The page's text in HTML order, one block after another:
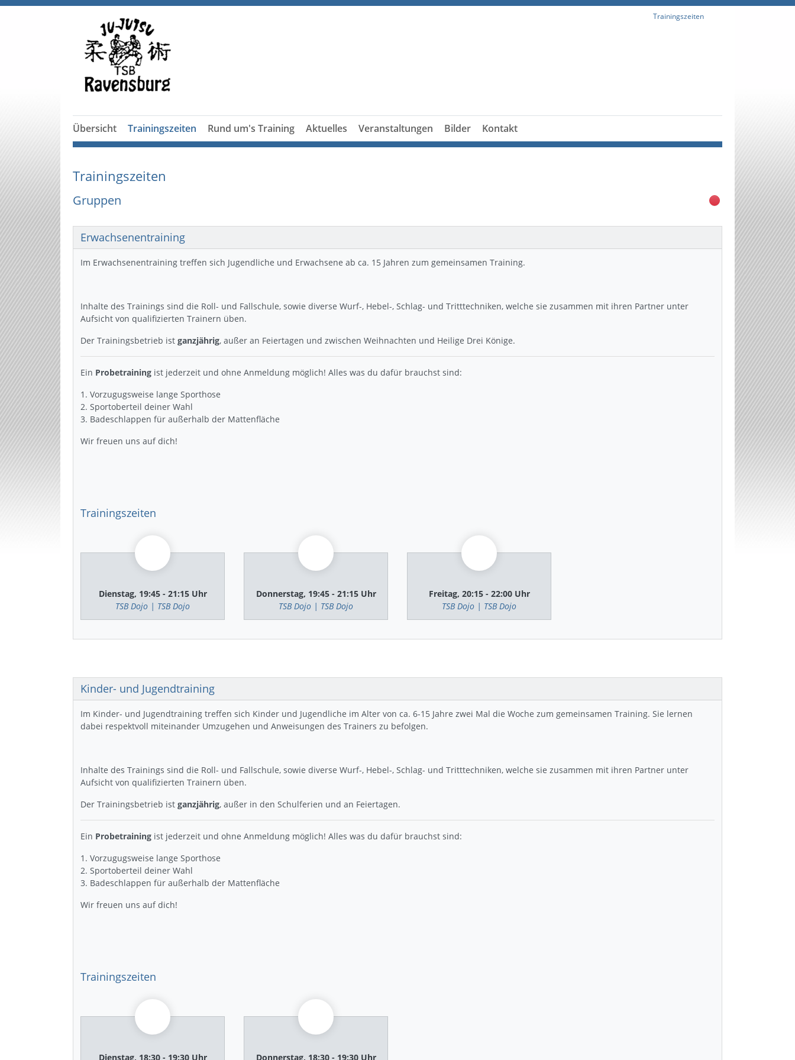
Trainingszeiten
Übersicht Trainingszeiten Rund um's Training Aktuelles Veranstaltungen Bilder Kontakt
Trainingszeiten
Gruppen
Erwachsenentraining
Im Erwachsenentraining treffen sich Jugendliche und Erwachsene ab ca. 15 Jahren zum gemeinsamen Training.
Inhalte des Trainings sind die Roll- und Fallschule, sowie diverse Wurf-, Hebel-, Schlag- und Tritttechniken, welche sie zusammen mit ihren Partner unter
Aufsicht von qualifizierten Trainern üben.
Der Trainingsbetrieb ist ganzjährig, außer an Feiertagen und zwischen Weihnachten und Heilige Drei Könige.
Ein Probetraining ist jederzeit und ohne Anmeldung möglich! Alles was du dafür brauchst sind:
Vorzugugsweise lange Sporthose
Sportoberteil deiner Wahl
Badeschlappen für außerhalb der Mattenfläche
Wir freuen uns auf dich!
Trainingszeiten
Dienstag, 19:45 - 21:15 Uhr
TSB Dojo | TSB Dojo
Donnerstag, 19:45 - 21:15 Uhr
TSB Dojo | TSB Dojo
Freitag, 20:15 - 22:00 Uhr
TSB Dojo | TSB Dojo
Kinder- und Jugendtraining
Im Kinder- und Jugendtraining treffen sich Kinder und Jugendliche im Alter von ca. 6-15 Jahre zwei Mal die Woche zum gemeinsamen Training. Sie lernen
dabei respektvoll miteinander Umzugehen und Anweisungen des Trainers zu befolgen.
Inhalte des Trainings sind die Roll- und Fallschule, sowie diverse Wurf-, Hebel-, Schlag- und Tritttechniken, welche sie zusammen mit ihren Partner unter
Aufsicht von qualifizierten Trainern üben.
Der Trainingsbetrieb ist ganzjährig, außer in den Schulferien und an Feiertagen.
Ein Probetraining ist jederzeit und ohne Anmeldung möglich! Alles was du dafür brauchst sind:
Vorzugugsweise lange Sporthose
Sportoberteil deiner Wahl
Badeschlappen für außerhalb der Mattenfläche
Wir freuen uns auf dich!
Trainingszeiten
Dienstag, 18:30 - 19:30 Uhr Donnerstag, 18:30 - 19:30 Uhr